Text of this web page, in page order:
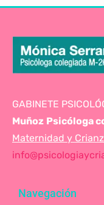
GABINETE
Muñoz Psicóloga
Maternidad y
Navegación